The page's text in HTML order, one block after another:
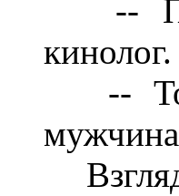
--
кинолог.
--
муж